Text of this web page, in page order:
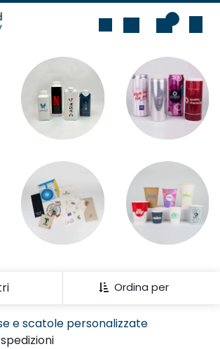
Ordina per
e scatole personalizzate